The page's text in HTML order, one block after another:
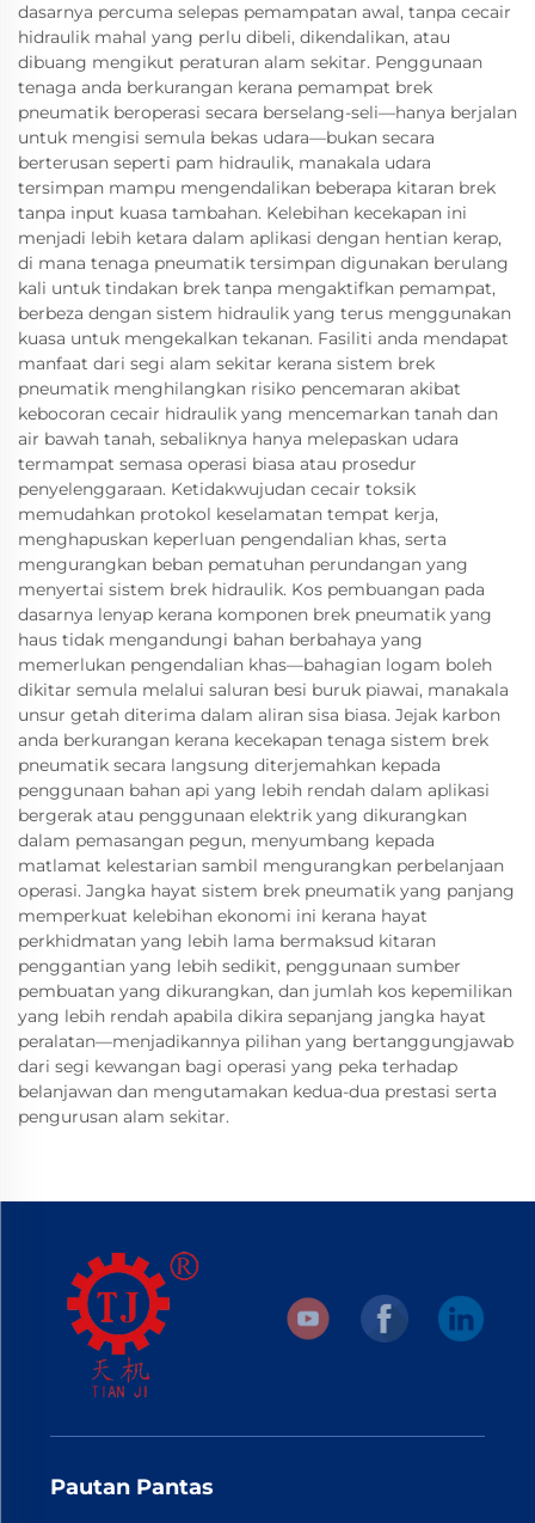
dasarnya percuma selepas pemampatan awal, tanpa cecair
hidraulik mahal yang perlu dibeli, dikendalikan, atau
dibuang mengikut peraturan alam sekitar. Penggunaan
tenaga anda berkurangan kerana pemampat brek
pneumatik beroperasi secara berselang-seli—hanya berjalan
untuk mengisi semula bekas udara—bukan secara
berterusan seperti pam hidraulik, manakala udara
tersimpan mampu mengendalikan beberapa kitaran brek
tanpa input kuasa tambahan. Kelebihan kecekapan ini
menjadi lebih ketara dalam aplikasi dengan hentian kerap,
di mana tenaga pneumatik tersimpan digunakan berulang
kali untuk tindakan brek tanpa mengaktifkan pemampat,
berbeza dengan sistem hidraulik yang terus menggunakan
kuasa untuk mengekalkan tekanan. Fasiliti anda mendapat
manfaat dari segi alam sekitar kerana sistem brek
pneumatik menghilangkan risiko pencemaran akibat
kebocoran cecair hidraulik yang mencemarkan tanah dan
air bawah tanah, sebaliknya hanya melepaskan udara
termampat semasa operasi biasa atau prosedur
penyelenggaraan. Ketidakwujudan cecair toksik
memudahkan protokol keselamatan tempat kerja,
menghapuskan keperluan pengendalian khas, serta
mengurangkan beban pematuhan perundangan yang
menyertai sistem brek hidraulik. Kos pembuangan pada
dasarnya lenyap kerana komponen brek pneumatik yang
haus tidak mengandungi bahan berbahaya yang
memerlukan pengendalian khas—bahagian logam boleh
dikitar semula melalui saluran besi buruk piawai, manakala
unsur getah diterima dalam aliran sisa biasa. Jejak karbon
anda berkurangan kerana kecekapan tenaga sistem brek
pneumatik secara langsung diterjemahkan kepada
penggunaan bahan api yang lebih rendah dalam aplikasi
bergerak atau penggunaan elektrik yang dikurangkan
dalam pemasangan pegun, menyumbang kepada
matlamat kelestarian sambil mengurangkan perbelanjaan
operasi. Jangka hayat sistem brek pneumatik yang panjang
memperkuat kelebihan ekonomi ini kerana hayat
perkhidmatan yang lebih lama bermaksud kitaran
penggantian yang lebih sedikit, penggunaan sumber
pembuatan yang dikurangkan, dan jumlah kos kepemilikan
yang lebih rendah apabila dikira sepanjang jangka hayat
peralatan—menjadikannya pilihan yang bertanggungjawab
dari segi kewangan bagi operasi yang peka terhadap
belanjawan dan mengutamakan kedua-dua prestasi serta
pengurusan alam sekitar.
Pautan Pantas